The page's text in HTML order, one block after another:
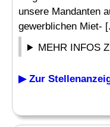
unsere Mandanten
gewerblichen Miet-
MEHR INFOS
▶ Zur